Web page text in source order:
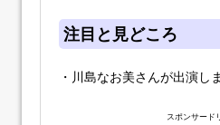
注目と見どころ
・川島なお美さんが出演し
スポンサード